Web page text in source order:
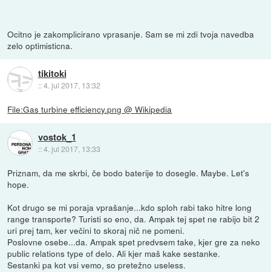
Ocitno je zakomplicirano vprasanje. Sam se mi zdi tvoja navedba
zelo optimisticna.
tikitoki
::4. jul 2017, 13:32
File:Gas turbine efficiency.png @ Wikipedia
vostok_1
::4. jul 2017, 13:33
Priznam, da me skrbi, če bodo baterije to dosegle. Maybe. Let's
hope.
Kot drugo se mi poraja vprašanje...kdo sploh rabi tako hitre long
range transporte? Turisti so eno, da. Ampak tej spet ne rabijo bit 2
uri prej tam, ker večini to skoraj nič ne pomeni.
Poslovne osebe...da. Ampak spet predvsem take, kjer gre za neko
public relations type of delo. Ali kjer maš kake sestanke.
Sestanki pa kot vsi vemo, so pretežno useless.